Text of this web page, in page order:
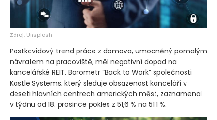
Zdroj: Unsplash
Postkovidový trend práce z domova, umocněný pomalým
návratem na pracoviště, měl negativní dopad na
kancelářské REIT. Barometr “Back to Work” společnosti
Kastle Systems, který sleduje obsazenost kanceláří v
deseti hlavních centrech amerických měst, zaznamenal
v týdnu od 18. prosince pokles z 51,6 % na 51,1 %.